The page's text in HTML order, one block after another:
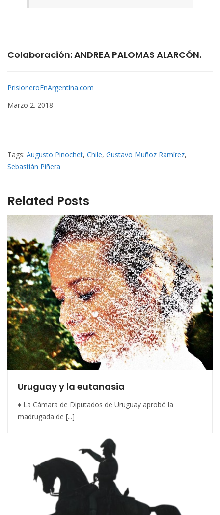
Colaboración: ANDREA PALOMAS ALARCÓN.
PrisioneroEnArgentina.com
Marzo 2. 2018
Tags: Augusto Pinochet, Chile, Gustavo Muñoz Ramírez,
Sebastián Piñera
Related Posts
Uruguay y la eutanasia
♦ La Cámara de Diputados de Uruguay aprobó la
madrugada de [...]